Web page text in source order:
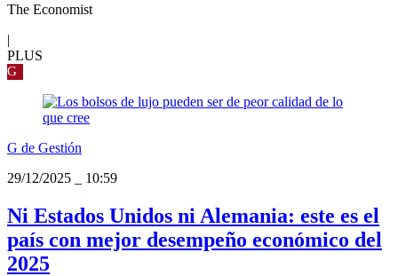
The Economist
|
PLUS
G
G de Gestión
29/12/2025
10:59
Ni Estados Unidos ni Alemania: este es el
país con mejor desempeño económico del
2025